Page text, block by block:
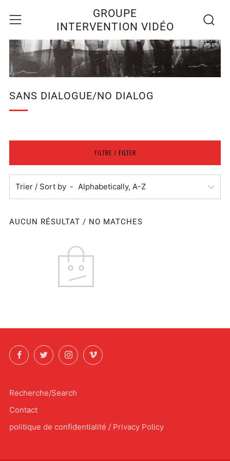
GROUPE
INTERVENTION VIDÉO
Menu
SANS DIALOGUE/NO DIALOG
FILTRE / FILTER
Trier / Sort by
AUCUN RÉSULTAT / NO MATCHES
FacebookTwitterInstagramVimeo
Recherche/Search
Contact
politique de confidentialité / Privacy Policy